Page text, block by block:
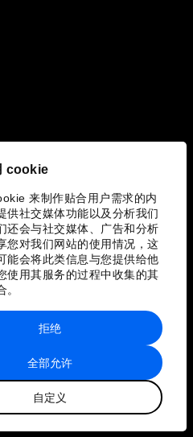
cookie
来制作贴合用户需求的内
供社交媒体功能以及分析我们
还会与社交媒体、广告和分析
您对我们网站的使用情况，这
能会将此类信息与您提供给他
使用其服务的过程中收集的其
全部允许
自定义
拒绝
点地图
世界经济论坛